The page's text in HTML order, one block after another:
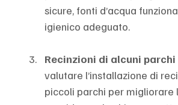
sicure, fonti d’acqua
igienico adeguato.
Recinzioni di alcuni
valutare l’installazione di
piccoli parchi per migliorare